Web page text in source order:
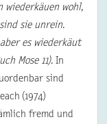
wiederkäuen wohl,
sie unrein.
es wiederkäut
Mose 11). In
sind
(1974)
fremd und